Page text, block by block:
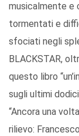
musicalmente e
tormentati e
sfociati negli
BLACKSTAR,
questo libro
sugli ultimi
“Ancora una
rilievo: